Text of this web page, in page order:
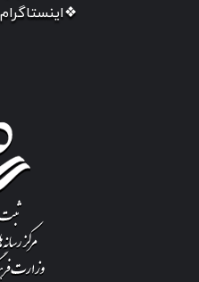
❖اینستاگرام: